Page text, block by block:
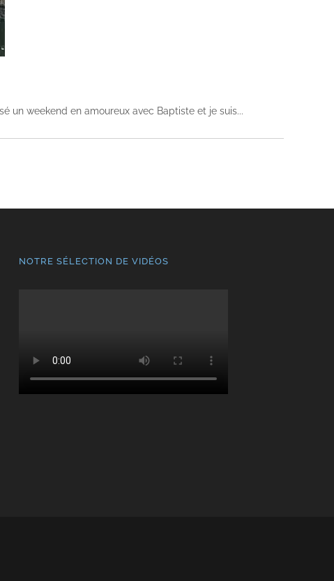
un weekend en amoureux avec Baptiste et je suis
NOTRE SÉLECTION DE VIDÉOS